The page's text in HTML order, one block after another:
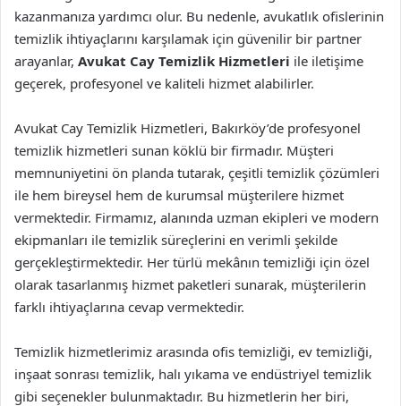
kazanmanıza yardımcı olur. Bu nedenle, avukatlık ofislerinin
temizlik ihtiyaçlarını karşılamak için güvenilir bir partner
arayanlar, Avukat Cay Temizlik Hizmetleri ile iletişime
geçerek, profesyonel ve kaliteli hizmet alabilirler.
Avukat Cay Temizlik Hizmetleri, Bakırköy’de profesyonel
temizlik hizmetleri sunan köklü bir firmadır. Müşteri
memnuniyetini ön planda tutarak, çeşitli temizlik çözümleri
ile hem bireysel hem de kurumsal müşterilere hizmet
vermektedir. Firmamız, alanında uzman ekipleri ve modern
ekipmanları ile temizlik süreçlerini en verimli şekilde
gerçekleştirmektedir. Her türlü mekânın temizliği için özel
olarak tasarlanmış hizmet paketleri sunarak, müşterilerin
farklı ihtiyaçlarına cevap vermektedir.
Temizlik hizmetlerimiz arasında ofis temizliği, ev temizliği,
inşaat sonrası temizlik, halı yıkama ve endüstriyel temizlik
gibi seçenekler bulunmaktadır. Bu hizmetlerin her biri,